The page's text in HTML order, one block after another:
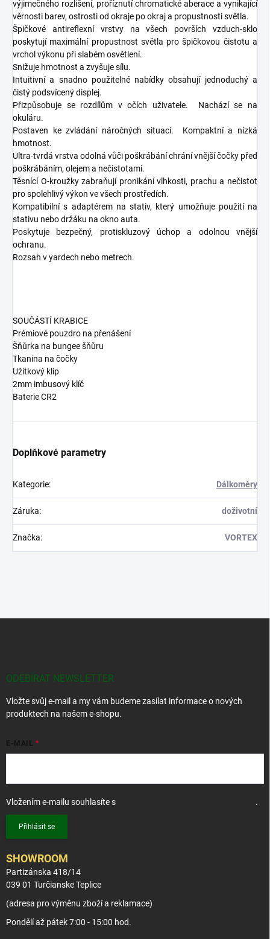
výjimečného rozlišení, proříznutí chromatické aberace a vynikající
věrnosti barev, ostrosti od okraje po okraj a propustnosti světla.
Špičkové antireflexní vrstvy na všech površích vzduch-sklo
poskytují maximální propustnost světla pro špičkovou čistotu a
vrchol výkonu při slabém osvětlení.
Snižuje hmotnost a zvyšuje sílu.
Intuitivní a snadno použitelné nabídky obsahují jednoduchý a
čistý podsvícený displej.
Přizpůsobuje se rozdílům v očích uživatele.
Nachází se na
okuláru.
Postaven ke zvládání náročných situací.
Kompaktní a nízká
hmotnost.
Ultra-tvrdá vrstva odolná vůči poškrábání chrání vnější čočky před
poškrábáním, olejem a nečistotami.
Těsnící O-kroužky zabraňují pronikání vlhkosti, prachu a nečistot
pro spolehlivý výkon ve všech prostředích.
Kompatibilní s adaptérem na stativ, který umožňuje použití na
stativu nebo držáku na okno auta.
Poskytuje bezpečný, protiskluzový úchop a odolnou vnější
ochranu.
Rozsah v yardech nebo metrech.
SOUČÁSTÍ KRABICE
Prémiové pouzdro na přenášení
Šňůrka na bungee šňůru
Tkanina na čočky
Užitkový klip
2mm imbusový klíč
Baterie CR2
Doplňkové parametry
Kategorie: Dálkoměry
Záruka: doživotní
Značka: VORTEX
ODEBÍRAT NEWSLETTER
Vložte svůj e-mail a my vám budeme zasílat informace o nových
produktech na našem e-shopu.
E-MAIL
Vložením e-mailu souhlasíte s .
Přihlásit se
SHOWROOM
Partizánska 418/14
039 01 Turčianske Teplice
(adresa pro výměnu zboží a reklamace)
Pondělí až pátek 7:00 - 15:00 hod.